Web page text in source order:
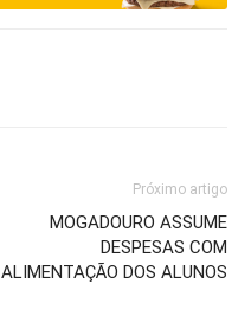
Próximo artigo
MOGADOURO ASSUME
DESPESAS COM
ALIMENTAÇÃO DOS ALUNOS